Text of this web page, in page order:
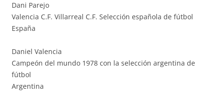
Dani Parejo
Valencia C.F. Villarreal C.F. Selección española de fútbol
España
Daniel Valencia
Campeón del mundo 1978 con la selección argentina de
fútbol
Argentina